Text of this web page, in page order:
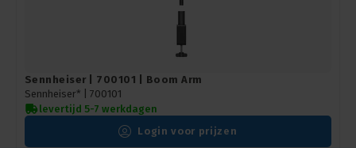
Sennheiser | 700101 | Boom Arm
Sennheiser* | 700101
levertijd 5-7 werkdagen
Login voor prijzen